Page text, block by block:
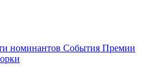
номинантов События Премии